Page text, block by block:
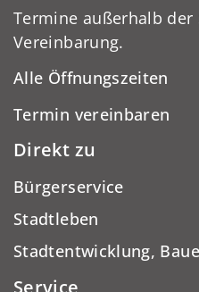
Termine außerhalb der
Vereinbarung.
Alle Öffnungszeiten
Termin vereinbaren
Direkt zu
Bürgerservice
Stadtleben
Stadtentwicklung,
Service